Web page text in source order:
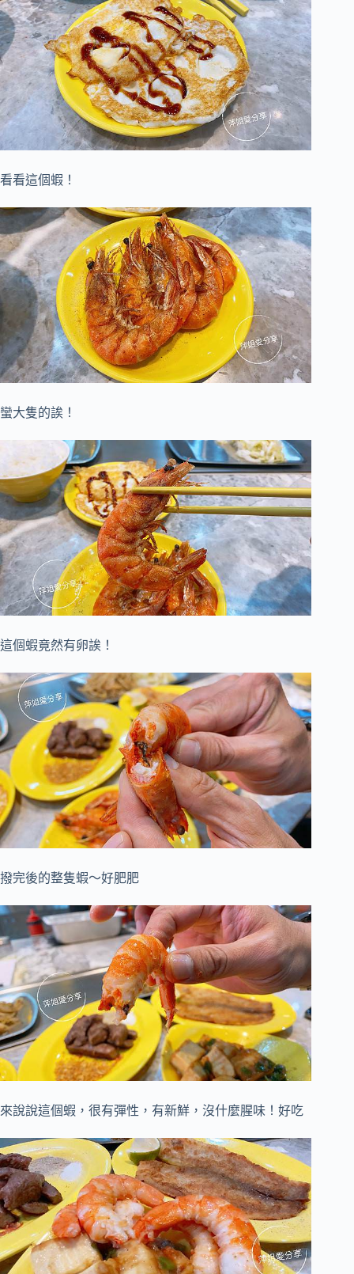
看看這個蝦！
蠻大隻的誒！
這個蝦竟然有卵誒！
撥完後的整隻蝦～好肥肥
來說說這個蝦，很有彈性，有新鮮， 沒什麼腥味！好吃